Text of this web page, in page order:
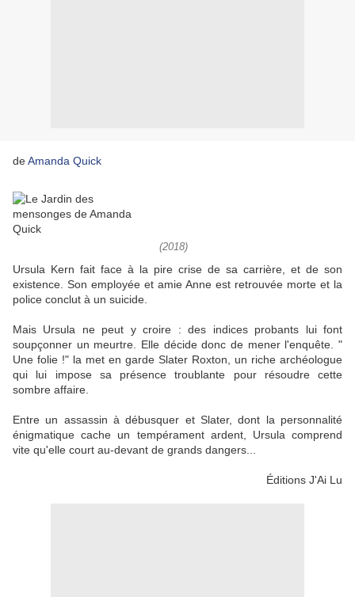
deAmanda Quick
(2018)
Ursula Kern fait face à la pire crise de sa carrière, et de son
existence. Son employée et amie Anne est retrouvée morte et la
police conclut à un suicide.
Mais Ursula ne peut y croire : des indices probants lui font
soupçonner un meurtre. Elle décide donc de mener l'enquête. "
Une folie !" la met en garde Slater Roxton, un riche archéologue
qui lui impose sa présence troublante pour résoudre cette
sombre affaire.
Entre un assassin à débusquer et Slater, dont la personnalité
énigmatique cache un tempérament ardent, Ursula comprend
vite qu'elle court au-devant de grands dangers...
Éditions J'Ai Lu